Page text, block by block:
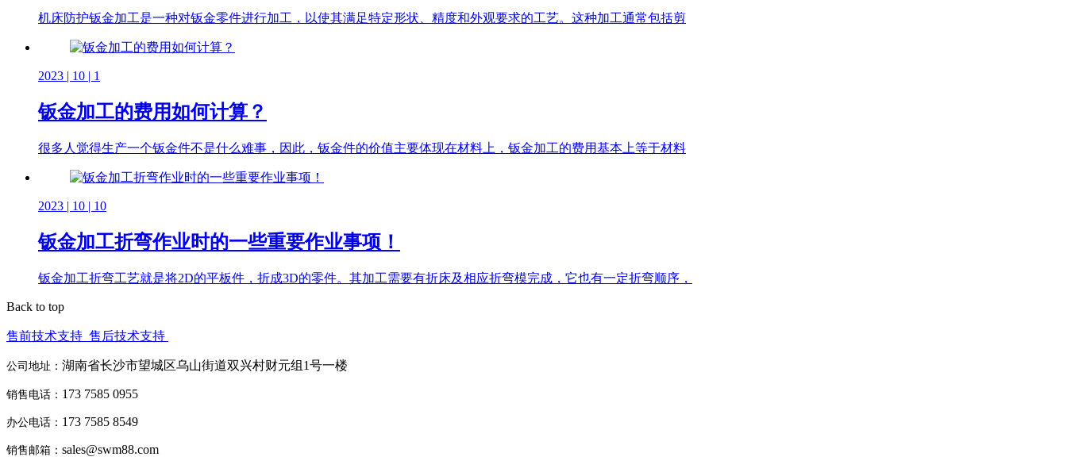
机床防护钣金加工是一种对钣金零件进行加工，以使其满足特定形状、精度和外观要求的工艺。这种加工通常包括剪
2023 | 10 | 1
钣金加工的费用如何计算？
很多人觉得生产一个钣金件不是什么难事，因此，钣金件的价值主要体现在材料上，钣金加工的费用基本上等于材料
2023 | 10 | 10
钣金加工折弯作业时的一些重要作业事项！
钣金加工折弯工艺就是将2D的平板件，折成3D的零件。其加工需要有折床及相应折弯模完成，它也有一定折弯顺序，
Back to top
售前技术支持 售后技术支持
公司地址： 湖南省长沙市望城区乌山街道双兴村财元组1号一楼
销售电话： 173 7585 0955
办公电话： 173 7585 8549
销售邮箱： sales@swm88.com